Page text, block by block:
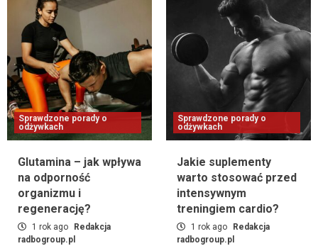
Sprawdzone porady o
odżywkach
Glutamina – jak wpływa
na odporność
organizmu i
regenerację?
1 rok ago
Redakcja
radbogroup.pl
Sprawdzone porady o
odżywkach
Jakie suplementy
warto stosować przed
intensywnym
treningiem cardio?
1 rok ago
Redakcja
radbogroup.pl